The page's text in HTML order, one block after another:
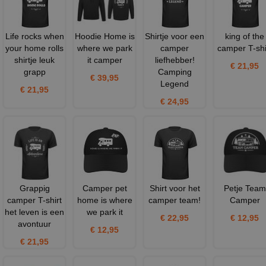
Life rocks when
your home rolls
shirtje leuk
grapp
€ 21,95
Hoodie Home is
where we park
it camper
€ 39,95
Shirtje voor een
camper
liefhebber!
Camping
Legend
€ 24,95
king of the
camper T-
€ 21,95
Grappig
camper T-shirt
het leven is een
avontuur
€ 21,95
Camper pet
home is where
we park it
€ 12,95
Shirt voor het
camper team!
€ 22,95
Petje Team
Camper
€ 12,95